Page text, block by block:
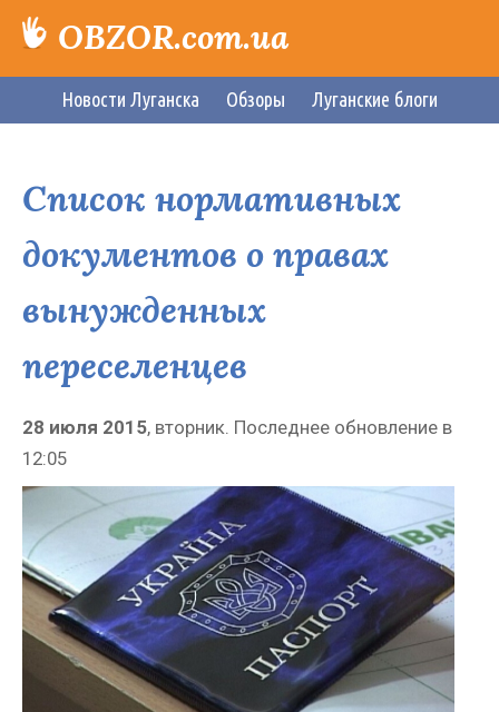
OBZOR.com.ua
Новости Луганска Обзоры Луганские блоги
Список нормативных
документов о правах
вынужденных
переселенцев
28 июля 2015, вторник. Последнее обновление в
12:05